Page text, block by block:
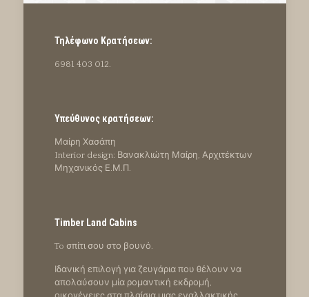
Τηλέφωνο Κρατήσεων:
6981 403 012.
Υπεύθυνος κρατήσεων:
Μαίρη Χασάπη
Interior design: Βανακλιώτη Μαίρη, Αρχιτέκτων
Μηχανικός Ε.Μ.Π.
Timber Land Cabins
To σπίτι σου στο βουνό.
Ιδανική επιλογή για ζευγάρια που θέλουν να
απολαύσουν μία ρομαντική εκδρομή,